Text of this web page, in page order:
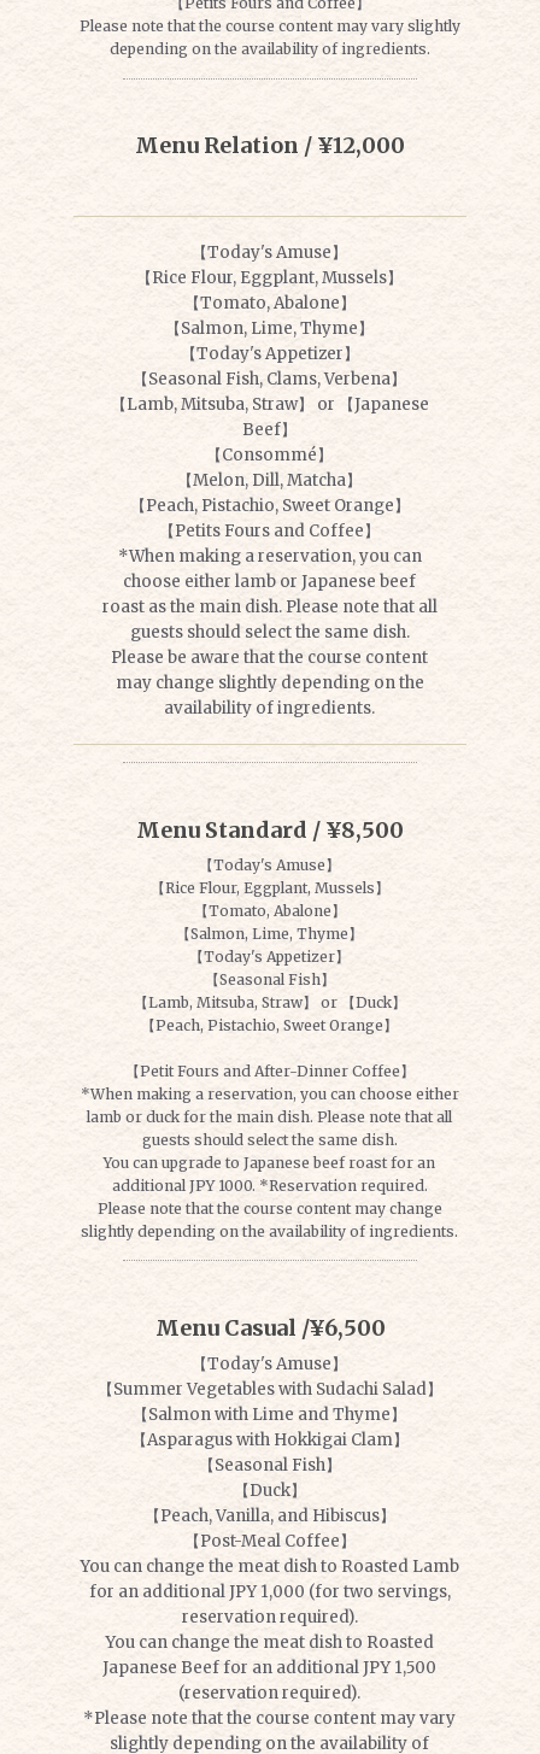
Please note that the course content may vary slightly
depending on the availability of ingredients.
Menu Relation / ¥12,000
【Today's Amuse】
【Rice Flour, Eggplant, Mussels】
【Tomato, Abalone】
【Salmon, Lime, Thyme】
【Today's Appetizer】
【Seasonal Fish, Clams, Verbena】
【Lamb, Mitsuba, Straw】 or 【Japanese
Beef】
【Consommé】
【Melon, Dill, Matcha】
【Peach, Pistachio, Sweet Orange】
【Petits Fours and Coffee】
*When making a reservation, you can
choose either lamb or Japanese beef
roast as the main dish. Please note that all
guests should select the same dish.
Please be aware that the course content
may change slightly depending on the
availability of ingredients.
Menu Standard / ¥8,500
【Today's Amuse】
【Rice Flour, Eggplant, Mussels】
【Tomato, Abalone】
【Salmon, Lime, Thyme】
【Today's Appetizer】
【Seasonal Fish】
【Lamb, Mitsuba, Straw】 or 【Duck】
【Peach, Pistachio, Sweet Orange】
【Petit Fours and After-Dinner Coffee】
*When making a reservation, you can choose either
lamb or duck for the main dish. Please note that all
guests should select the same dish.
You can upgrade to Japanese beef roast for an
additional JPY 1000. *Reservation required.
Please note that the course content may change
slightly depending on the availability of ingredients.
Menu Casual /¥6,500
【Today's Amuse】
【Summer Vegetables with Sudachi Salad】
【Salmon with Lime and Thyme】
【Asparagus with Hokkigai Clam】
【Seasonal Fish】
【Duck】
【Peach, Vanilla, and Hibiscus】
【Post-Meal Coffee】
You can change the meat dish to Roasted Lamb
for an additional JPY 1,000 (for two servings,
reservation required).
You can change the meat dish to Roasted
Japanese Beef for an additional JPY 1,500
(reservation required).
*Please note that the course content may vary
slightly depending on the availability of